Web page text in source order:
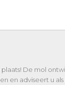
De mol
en adviseert u